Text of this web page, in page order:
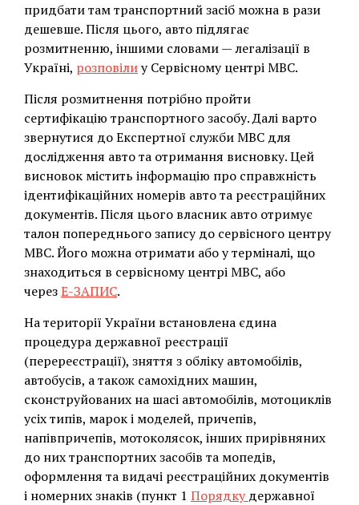
придбати там транспортний засіб можна в рази
дешевше. Після цього, авто підлягає
розмитненню, іншими словами — легалізації в
Україні, розповілиу Сервісному центрі МВС.
Після розмитнення потрібно пройти
сертифікацію транспортного засобу. Далі варто
звернутися до Експертної служби МВС для
дослідження авто та отримання висновку. Цей
висновок містить інформацію про справжність
ідентифікаційних номерів авто та реєстраційних
документів. Після цього власник авто отримує
талон попереднього запису до сервісного центру
МВС. Його можна отримати або у терміналі, що
знаходиться в сервісному центрі МВС, або
черезЕ-ЗАПИС.
На території України встановлена єдина
процедура державної реєстрації
(перереєстрації), зняття з обліку автомобілів,
автобусів, а також самохідних машин,
сконструйованих на шасі автомобілів, мотоциклів
усіх типів, марок і моделей, причепів,
напівпричепів, мотоколясок, інших прирівняних
до них транспортних засобів та мопедів,
оформлення та видачі реєстраційних документів
і номерних знаків (пункт 1 Порядку державної